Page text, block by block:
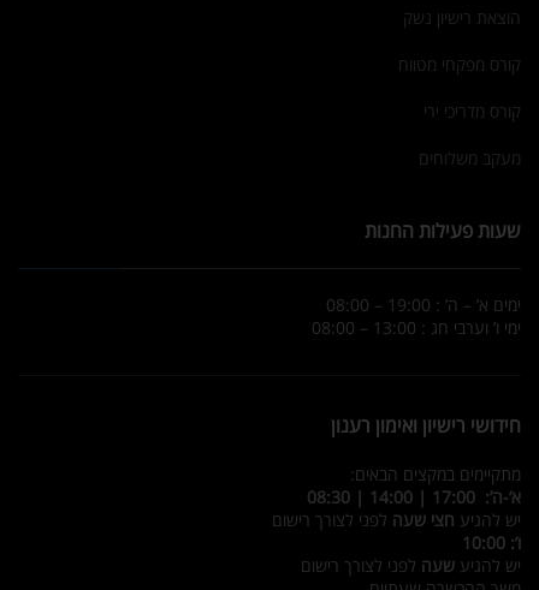
הוצאת רישיון נשק
קורס מפקחי מטווח
קורס מדריכי ירי
מעקב משלוחים
שעות פעילות החנות
ימים א’ – ה’ : 19:00 – 08:00
ימי ו’ וערבי חג : 13:00 – 08:00
חידושי רישיון ואימון רענון
מתקיימים במקצים הבאים:
א’-ה’: 17:00 | 14:00 | 08:30
יש להגיע חצי שעה לפני לצורך רישום
ו’: 10:00
יש להגיע שעה לפני לצורך רישום